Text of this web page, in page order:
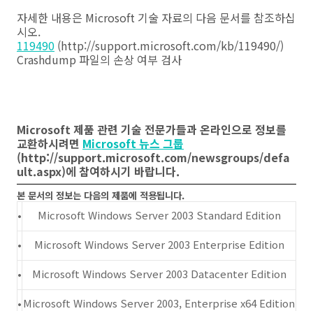
자세한 내용은 Microsoft 기술 자료의 다음 문서를 참조하십
시오.
119490 (http://support.microsoft.com/kb/119490/)
Crashdump 파일의 손상 여부 검사
Microsoft 제품 관련 기술 전문가들과 온라인으로 정보를
교환하시려면 Microsoft 뉴스 그룹
(http://support.microsoft.com/newsgroups/defa
ult.aspx)에 참여하시기 바랍니다.
본 문서의 정보는 다음의 제품에 적용됩니다.
•
Microsoft Windows Server 2003 Standard Edition
•
Microsoft Windows Server 2003 Enterprise Edition
•
Microsoft Windows Server 2003 Datacenter Edition
•Microsoft Windows Server 2003, Enterprise x64 Edition